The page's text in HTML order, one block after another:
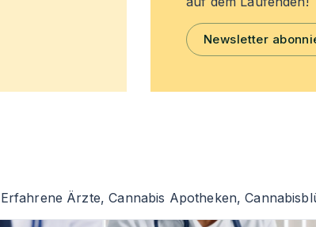
Newsletter
Ärzte, Cannabis Apotheken,